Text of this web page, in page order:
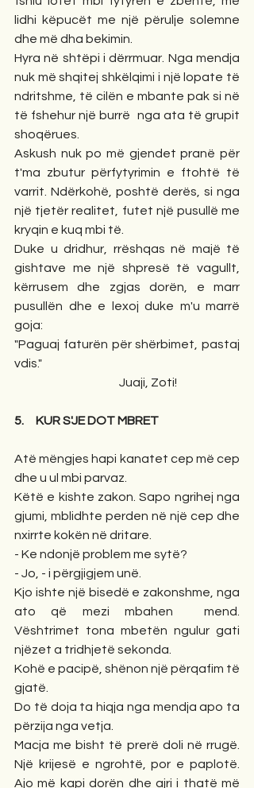
lidhi këpucët me një përulje solemne
dhe më dha bekimin.
Hyra në shtëpi i dërrmuar. Nga mendja
nuk më shqitej shkëlqimi i një lopate të
ndritshme, të cilën e mbante pak si në
të fshehur një burrë  nga ata të grupit
shoqërues.
Askush nuk po më gjendet pranë për
t'ma zbutur përfytyrimin e ftohtë të
varrit. Ndërkohë, poshtë derës, si nga
një tjetër realitet, futet një pusullë me
kryqin e kuq mbi të.
Duke u dridhur, rrëshqas në majë të
gishtave me një shpresë të vagullt,
kërrusem dhe zgjas dorën, e marr
pusullën dhe e lexoj duke m'u marrë
goja:
"Paguaj faturën për shërbimet, pastaj
vdis."
                                            Juaji, Zoti!
5.     KUR S'JE DOT MBRET
Atë mëngjes hapi kanatet cep më cep
dhe u ul mbi parvaz.
Këtë e kishte zakon. Sapo ngrihej nga
gjumi, mblidhte perden në një cep dhe
nxirrte kokën në dritare.
- Ke ndonjë problem me sytë?
- Jo, - i përgjigjem unë.
Kjo ishte një bisedë e zakonshme, nga
ato që mezi mbahen  mend.
Vështrimet tona mbetën ngulur gati
njëzet a tridhjetë sekonda.
Kohë e pacipë, shënon një përqafim të
gjatë.
Do të doja ta hiqja nga mendja apo ta
përzija nga vetja.
Macja me bisht të prerë doli në rrugë.
Një krijesë e ngrohtë, por e paplotë.
Ajo më kapi dorën dhe ajri i thatë më